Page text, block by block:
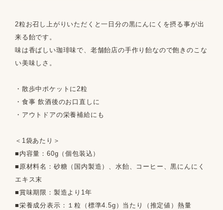
2粒お召し上がりいただくと一日分の黒にんにくを摂る事が出
来る飴です。
味は香ばしい珈琲味で、老舗飴店の手作り飴なので飽きのこな
い美味しさ。
・散歩中ポケットに2粒
・食事 飲酒後のお口直しに
・アウトドアの栄養補給にも
＜1袋あたり＞
■内容量：60g（個包装込）
■原材料名：砂糖（国内製造）、水飴、コーヒー、黒にんにく
エキス末
■賞味期限：製造より1年
■栄養成分表示：１粒（標準4.5g）当たり（推定値）熱量